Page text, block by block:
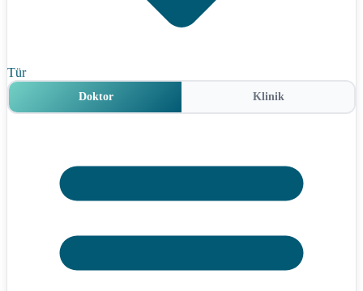
Tür
Doktor Klinik